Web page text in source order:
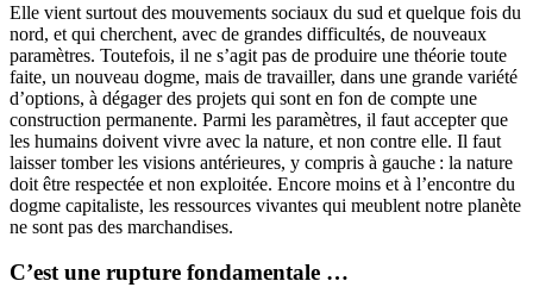
Elle vient surtout des mouvements sociaux du sud et quelque fois du
nord, et qui cherchent, avec de grandes difficultés, de nouveaux
paramètres. Toutefois, il ne s’agit pas de produire une théorie toute
faite, un nouveau dogme, mais de travailler, dans une grande variété
d’options, à dégager des projets qui sont en fon de compte une
construction permanente. Parmi les paramètres, il faut accepter que
les humains doivent vivre avec la nature, et non contre elle. Il faut
laisser tomber les visions antérieures, y compris à gauche : la nature
doit être respectée et non exploitée. Encore moins et à l’encontre du
dogme capitaliste, les ressources vivantes qui meublent notre planète
ne sont pas des marchandises.
C’est une rupture fondamentale …